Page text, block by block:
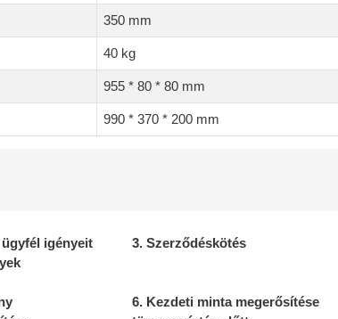
350 mm
40 kg
955 * 80 * 80 mm
990 * 370 * 200 mm
igényeit
3. Szerződéskötés
6. Kezdeti minta megerősítése